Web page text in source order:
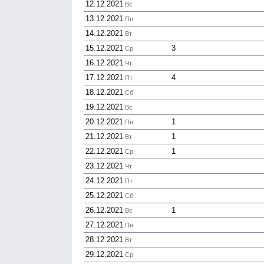
12.12.2021 Вс
13.12.2021 Пн
14.12.2021 Вт
15.12.2021 Ср
3
16.12.2021 Чт
17.12.2021 Пт 4
18.12.2021 Сб
19.12.2021 Вс
20.12.2021 Пн 1
21.12.2021 Вт 1
22.12.2021 Ср
1
23.12.2021 Чт
24.12.2021 Пт
25.12.2021 Сб
26.12.2021 Вс
1
27.12.2021 Пн
28.12.2021 Вт
29.12.2021 Ср